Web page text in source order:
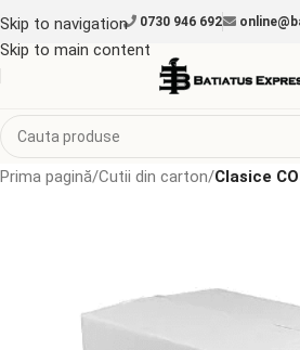
Skip to navigation
Skip to main content
0730 946 692
Prima pagină Cutii din carton Clasice